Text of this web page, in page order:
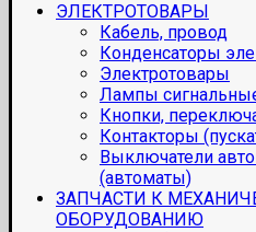
ЭЛЕКТРОТОВАРЫ
Кабель, провод
Конденсаторы
Электротовары
Лампы
Кнопки,
Контакторы
Выключатели
(автоматы)
ЗАПЧАСТИ К
ОБОРУДОВАНИЮ